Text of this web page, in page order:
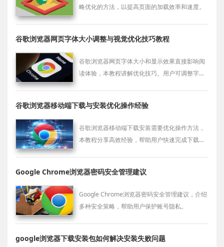
略优化的方法，以提高页面的加载效率和速度。
谷歌浏览器网页字体大小调整与视觉优化技巧教程
谷歌浏览器网页字体大小和显示效果直接影响阅
读体验，本教程讲解优化技巧。用户可调整字号
谷歌浏览器移动端下载与安装优化操作经验
谷歌浏览器移动端下载安装需要优化操作方法，
本教程分享高效经验，帮助用户快速完成下载与
Google Chrome浏览器密码安全管理建议
Google Chrome浏览器密码安全管理建议，介绍
多种安全策略，帮助用户保护账号隐私。
google浏览器下载安装包如何解决安装失败问题